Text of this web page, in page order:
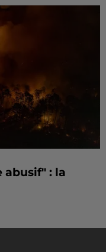
abusif" : la